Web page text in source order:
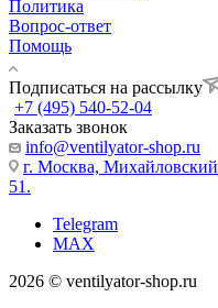
Политика
Вопрос-ответ
Помощь
Подписаться на рассылку
+7 (495) 540-52-04
Заказать звонок
info@ventilyator-shop.ru
г. Москва,
51.
Telegram
MAX
2026 © ventilyator-shop.ru